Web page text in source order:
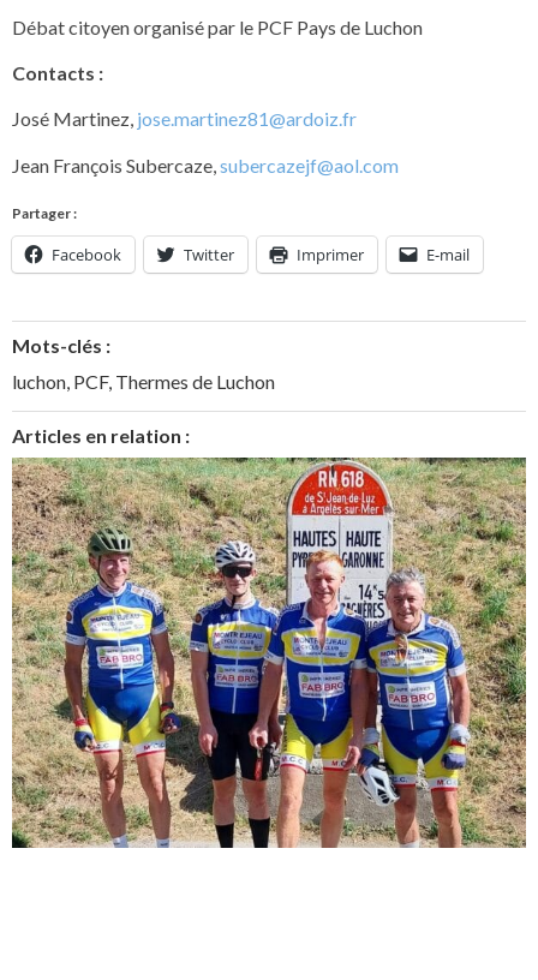
Débat citoyen organisé par le PCF Pays de Luchon
Contacts :
José Martinez, jose.martinez81@ardoiz.fr
Jean François Subercaze, subercazejf@aol.com
Partager :
Facebook Twitter Imprimer E-mail
Mots-clés :
luchon, PCF, Thermes de Luchon
Articles en relation :